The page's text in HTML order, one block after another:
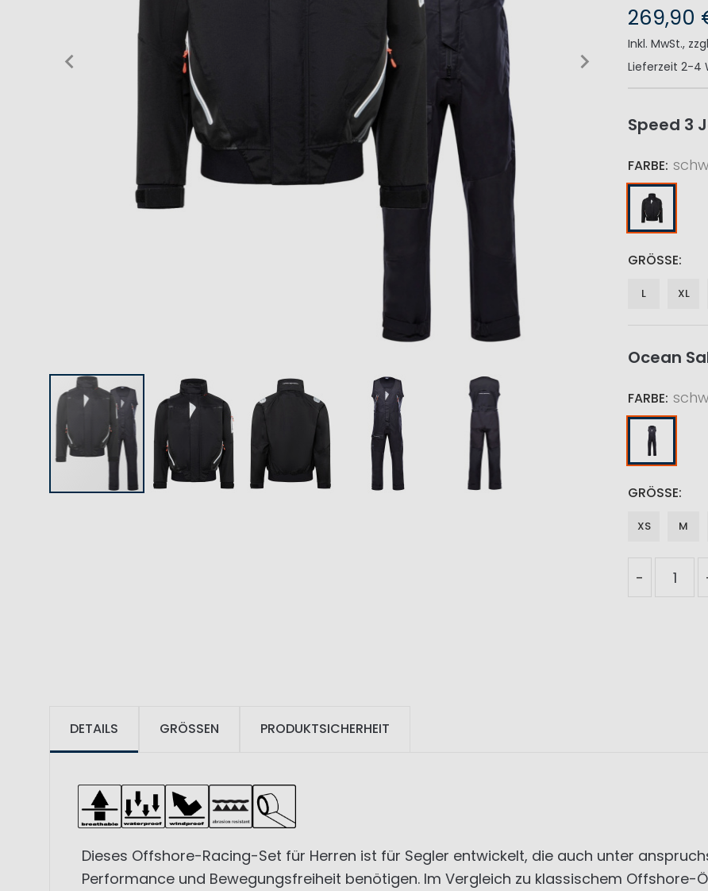
269,90
Inkl. MwSt.,
Lieferzeit 2-4
Speed 3
FARBE
GRÖSSE
L XL
Ocean
FARBE
GRÖSSE
XS M
-
DETAILS
Dieses Offshore-Racing-Set für Herren ist für Segler entwickelt, die auch unter
Performance und Bewegungsfreiheit benötigen. Im Vergleich zu klassischem Offshore-
GRÖSSEN PRODUKTSICHERHEIT